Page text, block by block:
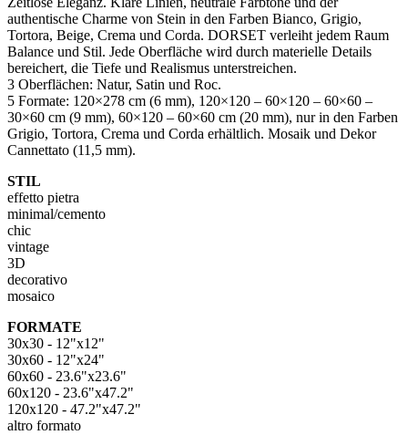
authentische Charme von Stein in den Farben Bianco, Grigio,
Tortora, Beige, Crema und Corda. DORSET verleiht jedem Raum
Balance und Stil. Jede Oberfläche wird durch materielle Details
bereichert, die Tiefe und Realismus unterstreichen.
3 Oberflächen: Natur, Satin und Roc.
5 Formate: 120×278 cm (6 mm), 120×120 – 60×120 – 60×60 –
30×60 cm (9 mm), 60×120 – 60×60 cm (20 mm), nur in den Farben
Grigio, Tortora, Crema und Corda erhältlich. Mosaik und Dekor
Cannettato (11,5 mm).
STIL
effetto pietra
minimal/cemento
chic
vintage
3D
decorativo
mosaico
FORMATE
30x30 - 12"x12"
30x60 - 12"x24"
60x60 - 23.6"x23.6"
60x120 - 23.6"x47.2"
120x120 - 47.2"x47.2"
altro formato